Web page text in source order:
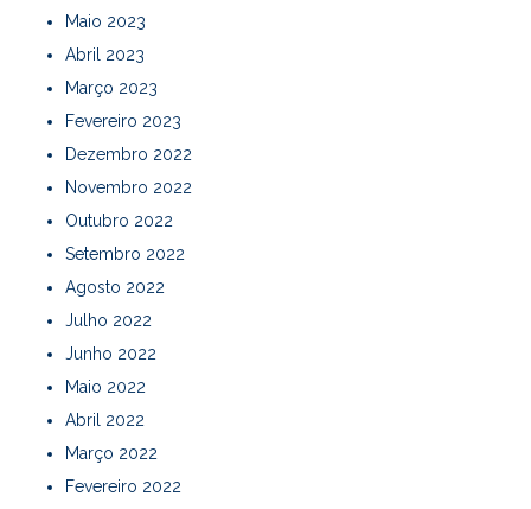
Maio 2023
Abril 2023
Março 2023
Fevereiro 2023
Dezembro 2022
Novembro 2022
Outubro 2022
Setembro 2022
Agosto 2022
Julho 2022
Junho 2022
Maio 2022
Abril 2022
Março 2022
Fevereiro 2022